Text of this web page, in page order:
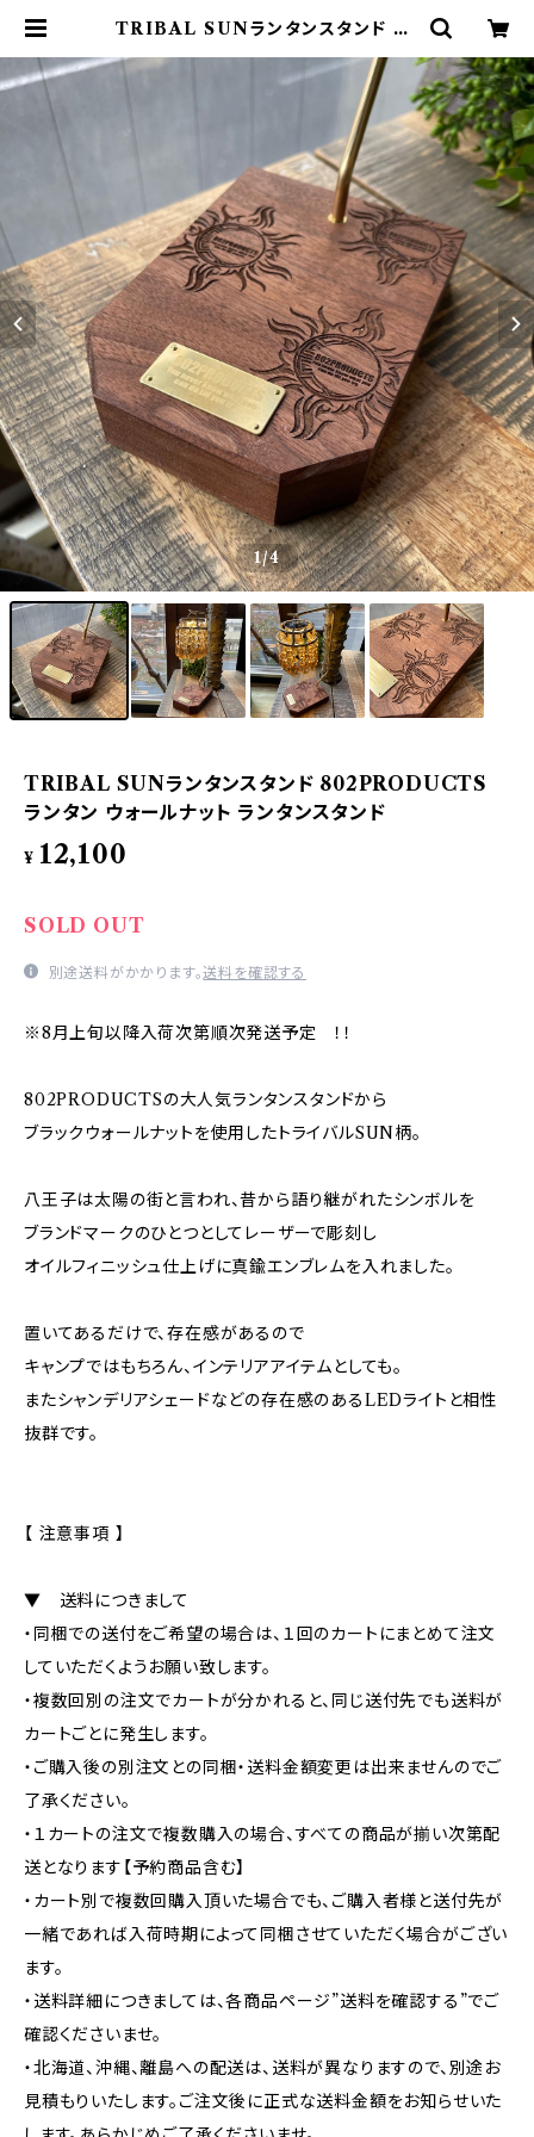
TRIBAL SUNランタンスタンド 80
ット ランタンスタンド | 802 PROD
UCTS
1/4
TRIBAL SUNランタンスタンド 802PRODUCTS
ランタン ウォールナット ランタンスタンド
¥ 12,100
SOLD OUT
別途送料がかかります。送料を確認する
※8月上旬以降入荷次第順次発送予定 ！！
802PRODUCTSの大人気ランタンスタンドから
ブラックウォールナットを使用したトライバルSUN柄。
八王子は太陽の街と言われ、昔から語り継がれたシンボルを
ブランドマークのひとつとしてレーザーで彫刻し
オイルフィニッシュ仕上げに真鍮エンブレムを入れました。
置いてあるだけで、存在感があるので
キャンプではもちろん、インテリアアイテムとしても。
またシャンデリアシェードなどの存在感のあるLEDライトと相性
抜群です。
【 注意事項 】
▼ 送料につきまして
・同梱での送付をご希望の場合は、１回のカートにまとめて注文
していただくようお願い致します。
・複数回別の注文でカートが分かれると、同じ送付先でも送料が
カートごとに発生します。
・ご購入後の別注文との同梱・送料金額変更は出来ませんのでご
了承ください。
・１カートの注文で複数購入の場合、すべての商品が揃い次第配
送となります【予約商品含む】
・カート別で複数回購入頂いた場合でも、ご購入者様と送付先が
一緒であれば入荷時期によって同梱させていただく場合がござい
ます。
・送料詳細につきましては、各商品ページ”送料を確認する”でご
確認くださいませ。
・北海道、沖縄、離島への配送は、送料が異なりますので、別途お
見積もりいたします。ご注文後に正式な送料金額をお知らせいた